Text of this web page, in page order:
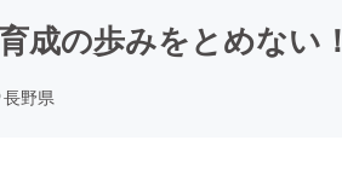
成の歩みをとめない！
長野県